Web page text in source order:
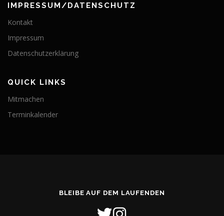
IMPRESSUM/DATENSCHUTZ
Kontakt
Impressum
Datenschutzerklärung
QUICK LINKS
Mitmachen
Terminkalender
BLEIBE AUF DEM LAUFENDEN